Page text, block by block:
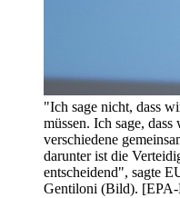
"Ich sage nicht, dass
müssen. Ich sage,
verschiedene
darunter ist die
entscheidend", sagte
Gentiloni (Bild).